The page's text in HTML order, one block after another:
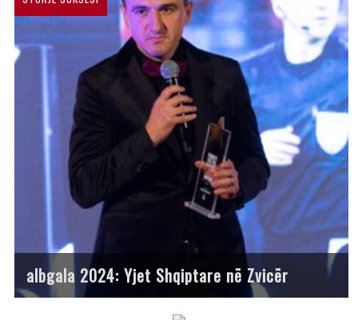
albgala 2024: Yjet Shqiptare në Zvicër